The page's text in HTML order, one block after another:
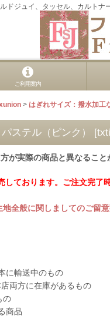
ルドジュイ、タッセル、カルト
ご利用案内
> はぎれサイズ：撥水加工
ステル（ピンク） [
が実際の商品と異なること
しております。ご注文完
地全般に関しましてのご留
に輸送中のもの
両方に在庫があるもの
の
商品